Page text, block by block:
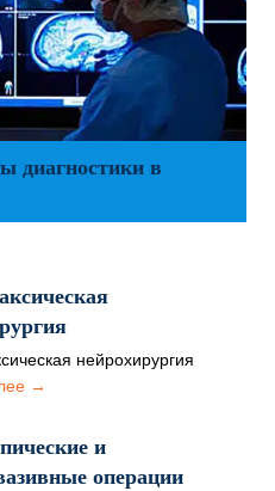
диагностики в
нейрохирургия
малоинвазивном методе
→
и
операции